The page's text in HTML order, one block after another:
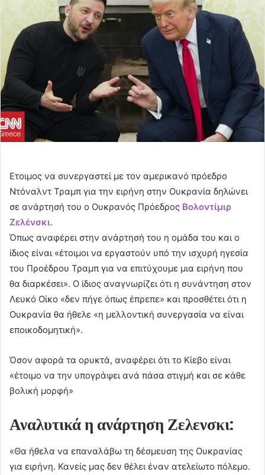
Ετοιμος να συνεργαστεί με τον αμερικανό πρόεδρο
Ντόναλντ Τραμπ για την ειρήνη στην Ουκρανία δηλώνει
σε ανάρτησή του ο Ουκρανός Πρόεδρος Βολοντίμιρ
Ζελένσκι.
Όπως αναφέρει στην ανάρτησή του η ομάδα του και ο
ίδιος είναι «έτοιμοι να εργαστούν υπό την ισχυρή ηγεσία
του Προέδρου Τραμπ για να επιτύχουμε μια ειρήνη που
θα διαρκέσει». Ο ίδιος αναγνωρίζει ότι η συνάντηση στον
Λευκό Οίκο «δεν πήγε όπως έπρεπε» και προσθέτει ότι η
Ουκρανία θα ήθελε «η μελλοντική συνεργασία να είναι
εποικοδομητική».
Όσον αφορά τα ορυκτά, αναφέρει ότι το Κίεβο είναι
«έτοιμο να την υπογράψει ανά πάσα στιγμή και σε κάθε
βολική μορφή»
Αναλυτικά η ανάρτηση Ζελενσκι:
«Θα ήθελα να επαναλάβω τη δέσμευση της Ουκρανίας
για ειρήνη. Κανείς μας δεν θέλει έναν ατελείωτο πόλεμο.